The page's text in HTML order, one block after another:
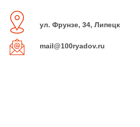
ул. Фрунзе, 34, Липецк
mail@100ryadov.ru